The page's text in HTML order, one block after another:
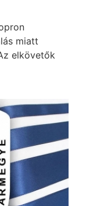
miatt
elkövetők